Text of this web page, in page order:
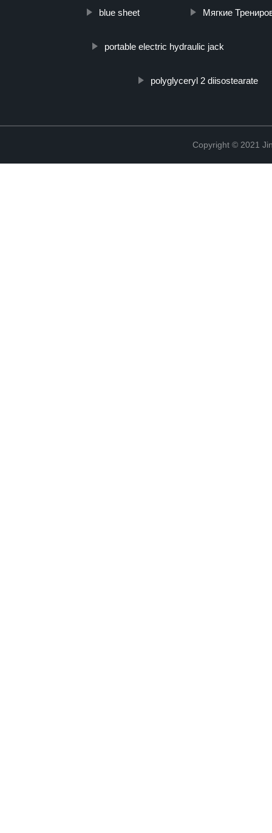
blue sheet Мягкие
portable electric hydraulic jack
polyglyceryl 2 diisostearate
Copyright © 2021